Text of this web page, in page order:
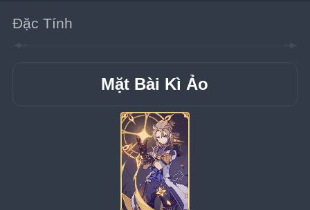
Đặc Tính
Mặt Bài Kì Ảo